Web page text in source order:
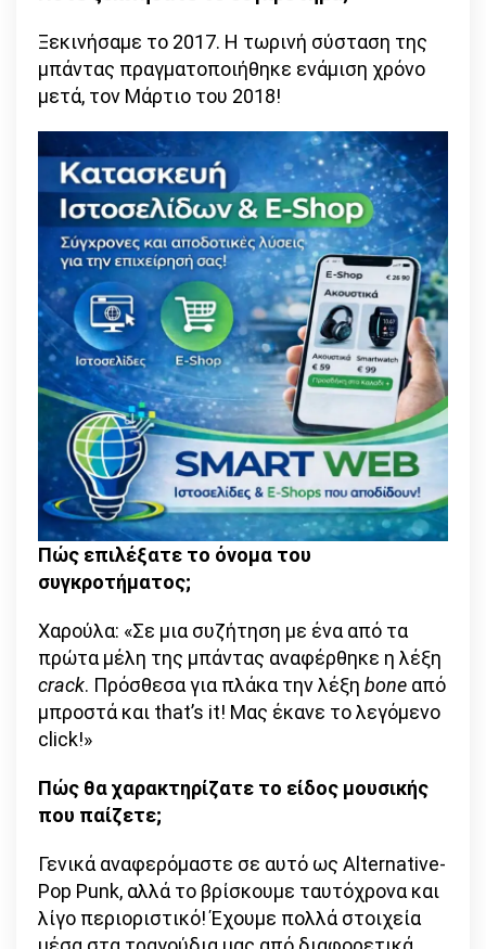
Ξεκινήσαμε το 2017. Η τωρινή σύσταση της
μπάντας πραγματοποιήθηκε ενάμιση χρόνο
μετά, τον Μάρτιο του 2018!
Πώς επιλέξατε το όνομα του
συγκροτήματος;
Χαρούλα: «Σε μια συζήτηση με ένα από τα
πρώτα μέλη της μπάντας αναφέρθηκε η λέξη
crack. Πρόσθεσα για πλάκα την λέξη bone από
μπροστά και that’s it! Mας έκανε το λεγόμενο
click!»
Πώς θα χαρακτηρίζατε το είδος μουσικής
που παίζετε;
Γενικά αναφερόμαστε σε αυτό ως Alternative-
Pop Punk, αλλά το βρίσκουμε ταυτόχρονα και
λίγο περιοριστικό! Έχουμε πολλά στοιχεία